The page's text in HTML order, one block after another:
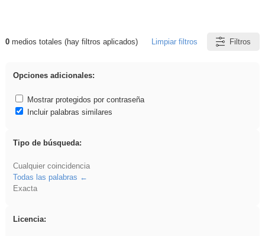
Resultados de: Experiencias
0medios totales (hay filtros aplicados) Limpiar filtros Filtros
Opciones adicionales:
Mostrar protegidos por contraseña
Incluir palabras similares
Tipo de búsqueda:
Cualquier coincidencia
Todas las palabras
Exacta
Licencia: